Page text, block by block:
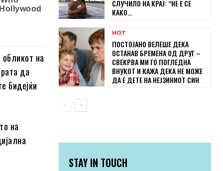
на
да
бидејќи
на
СЛУЧИЛО НА КРАЈ: “НЕ Е СЕ
КАКО...
HOT
ПОСТОЈАНО ВЕЛЕШЕ ДЕКА
ОСТАНАВ БРЕМЕНА ОД ДРУГ –
СВЕКРВА МИ ГО ПОГЛЕДНА
ВНУКОТ И КАЖА ДЕКА НЕ МОЖЕ
ДА Е ДЕТЕ НА НЕЈЗИНИОТ СИН
STAY IN TOUCH